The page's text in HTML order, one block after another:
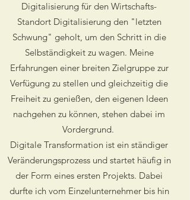
Digitalisierung für den Wirtschafts-
Standort Digitalisierung den "letzten
Schwung" geholt, um den Schritt in die
Selbständigkeit zu wagen. Meine
Erfahrungen einer breiten Zielgruppe zur
Verfügung zu stellen und gleichzeitig die
Freiheit zu genießen, den eigenen Ideen
nachgehen zu können, stehen dabei im
Vordergrund.
Digitale Transformation ist ein ständiger
Veränderungsprozess und startet häufig in
der Form eines ersten Projekts. Dabei
durfte ich vom Einzelunternehmer bis hin